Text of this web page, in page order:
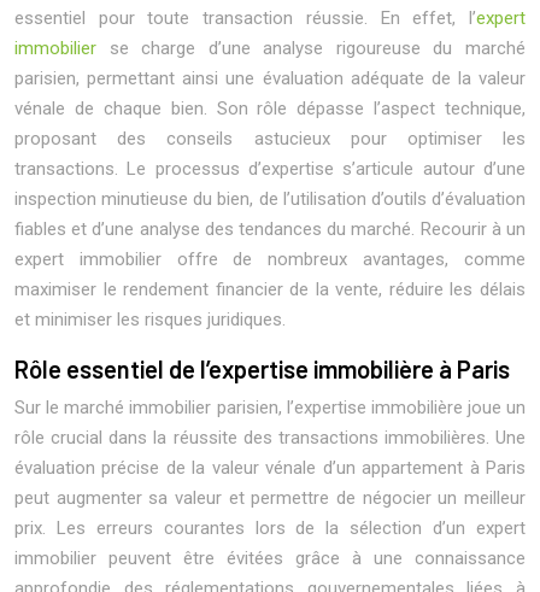
essentiel pour toute transaction réussie. En effet, l’expert
immobilier se charge d’une analyse rigoureuse du marché
parisien, permettant ainsi une évaluation adéquate de la valeur
vénale de chaque bien. Son rôle dépasse l’aspect technique,
proposant des conseils astucieux pour optimiser les
transactions. Le processus d’expertise s’articule autour d’une
inspection minutieuse du bien, de l’utilisation d’outils d’évaluation
fiables et d’une analyse des tendances du marché. Recourir à un
expert immobilier offre de nombreux avantages, comme
maximiser le rendement financier de la vente, réduire les délais
et minimiser les risques juridiques.
Rôle essentiel de l’expertise immobilière à Paris
Sur le marché immobilier parisien, l’expertise immobilière joue un
rôle crucial dans la réussite des transactions immobilières. Une
évaluation précise de la valeur vénale d’un appartement à Paris
peut augmenter sa valeur et permettre de négocier un meilleur
prix. Les erreurs courantes lors de la sélection d’un expert
immobilier peuvent être évitées grâce à une connaissance